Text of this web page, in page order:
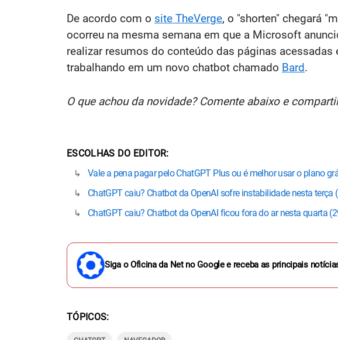
De acordo com o site TheVerge, o "shorten" chegará
ocorreu na mesma semana em que a Microsoft
realizar resumos do conteúdo das páginas
trabalhando em um novo chatbot chamado Bard.
O que achou da novidade? Comente abaixo e
ESCOLHAS DO EDITOR
Vale a pena pagar pelo ChatGPT Plus ou é melhor usar o plano
ChatGPT caiu? Chatbot da OpenAI sofre instabilidade nesta terça
ChatGPT caiu? Chatbot da OpenAI ficou fora do ar nesta quarta
Siga o Oficina da Net no Google e receba as principais
TÓPICOS